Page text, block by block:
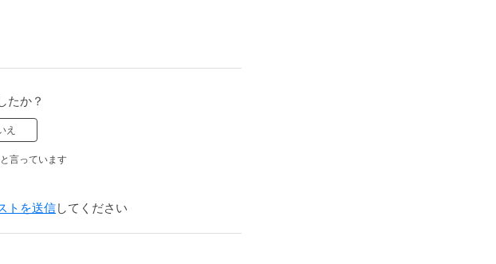
たか？
え
言っています
トを送信してください